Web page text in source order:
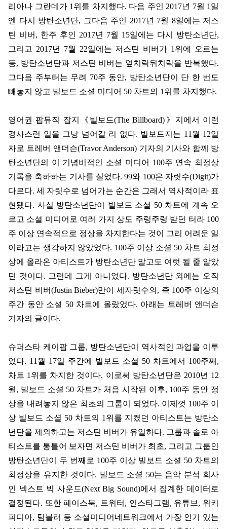
리아나 그란데가 1 위를 차지했다. 다음 주인 2017년 7월 1 일
엔 다시 방탄소년단, 그다음 주인 2017년 7월 8일에는 저스
틴 비버 , 한주 후인 2017년 7월 15일에는 다시 방탄소년단,
그리고 2017년 7월 22일에는 저스틴 비버가 1 위에 오르는
등, 방탄소년단과 저스틴 비버는 엎치락뒤치락을 반복했다.
그다음 주부터는 무려 70주 동안, 방탄소년단이 단 한 번도
빼놓지 않고 빌보드 소셜 미디어 50 차트의 1 위를 차지했다.
영어권 팝뮤직 잡지 《 빌보드(The Billboard) 》 지에서 이런
경사스런 일을 그냥 넘어갈 리 없다. 빌보드지는 11 월 12일
자로 트레버 앤더슨(Travor Anderson) 기자의 기사와 함께 방
탄소년단의 이 기념비적인 소셜 미디어 100주 연속 최정상
기록을 축하하는 기사를 실었다. 99와 100은 자릿수(Digit)가
다르다. 세 자릿수로 넘어가는 순간은 그래서 역사적이라 표
현됐다. 사실 방탄소년단이 빌보드 소셜 50 차트에 계속 오
르고 소셜 미디어로 여러 가지 상도 주렁주렁 받던 터라 100
주 이상 연속적으로 정상을 차지한다는 것이 그리 어려운 일
이라고는 생각하지 않았었다. 100주 이상 소셜 50 차트 최정
상에 올라온 아티스트가 방탄소년단 말고도 여럿 될 줄 알았
던 것이다. 그런데 그게 아니었다. 방탄소년단 외에는 오직
저스틴 비버(Justin Bieber)만이 세자릿수의 , 즉 100주 이상의
주간 동안 소셜 50 차트에 올랐었다. 아래는 트레버 앤더슨
기자의 글이다.
슈퍼스타 케이팝 그룹, 방탄소년단이 역사적인 과업을 이루
었다. 11 월 17일 주간에 빌보드 소셜 50 차트에서 100주째 ,
차트 1 위를 차지한 것이다. 이로써 방탄소년단은 2010년 12
월, 빌보드 소셜 50 차트가 처음 시작된 이후, 100주 동안 정
상을 내려놓지 않은 최초의 그룹이 되었다. 이제껏 100주 이
상 빌보드 소셜 50 차트의 1 위를 지켰던 아티스트는 방탄소
년단을 제외하고는 저스틴 비버가 유일하다. 그룹과 솔로 아
티스트를 통틀어 보자면 저스틴 비버가 최초, 그리고 그룹인
방탄소년단이 두 번째로 100주 이상 빌보드 소셜 50 차트의
최정상을 유지한 것이다. 빌보드 소셜 50는 음악 분석 회사
인 넥스트 빅 사운드(Next Big Sound)에서 집계한 데이터로
결정된다. 또한 페이스북, 트위터 , 인스타그램, 유튜브 , 위키
피디아, 텀블러 등 소셜미디어네트워크에서 가장 인기 있는